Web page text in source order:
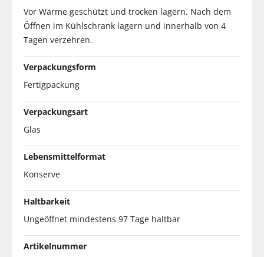
Vor Wärme geschützt und trocken lagern. Nach dem
Öffnen im Kühlschrank lagern und innerhalb von 4
Tagen verzehren.
Verpackungsform
Fertigpackung
Verpackungsart
Glas
Lebensmittelformat
Konserve
Haltbarkeit
Ungeöffnet mindestens 97 Tage haltbar
Artikelnummer